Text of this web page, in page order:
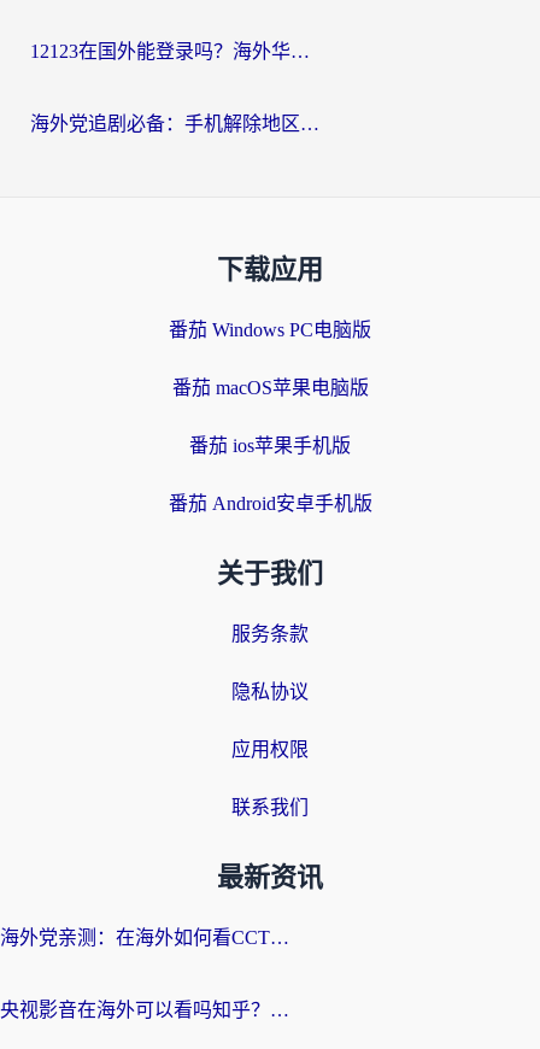
12123在国外能登录吗？海外华人必看的回国加速实用指南
海外党追剧必备：手机解除地区限制app怎么选？解决央视视频&国内剧地区限制全指南
下载应用
番茄 Windows PC电脑版
番茄 macOS苹果电脑版
番茄 ios苹果手机版
番茄 Android安卓手机版
关于我们
服务条款
隐私协议
应用权限
联系我们
最新资讯
海外党亲测：在海外如何看CCTV？告别“仅限大陆播放”的实用指南
央视影音在海外可以看吗知乎？留学生亲测：3步解决地域限制+追剧自由